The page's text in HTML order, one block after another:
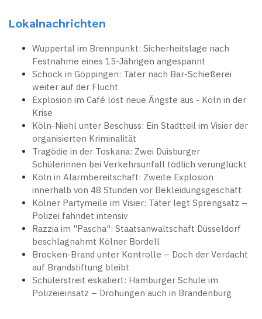
Lokalnachrichten
Wuppertal im Brennpunkt: Sicherheitslage nach
Festnahme eines 15-Jährigen angespannt
Schock in Göppingen: Täter nach Bar-Schießerei
weiter auf der Flucht
Explosion im Café löst neue Ängste aus - Köln in der
Krise
Köln-Niehl unter Beschuss: Ein Stadtteil im Visier der
organisierten Kriminalität
Tragödie in der Toskana: Zwei Duisburger
Schülerinnen bei Verkehrsunfall tödlich verunglückt
Köln in Alarmbereitschaft: Zweite Explosion
innerhalb von 48 Stunden vor Bekleidungsgeschäft
Kölner Partymeile im Visier: Täter legt Sprengsatz –
Polizei fahndet intensiv
Razzia im "Pascha": Staatsanwaltschaft Düsseldorf
beschlagnahmt Kölner Bordell
Brocken-Brand unter Kontrolle – Doch der Verdacht
auf Brandstiftung bleibt
Schülerstreit eskaliert: Hamburger Schule im
Polizeieinsatz – Drohungen auch in Brandenburg